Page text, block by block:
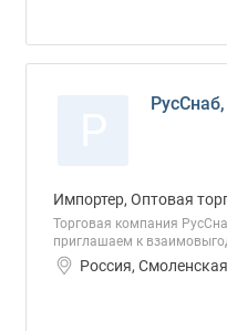
Импортер, Оптовая
Торговая компания
приглашаем к
Россия,